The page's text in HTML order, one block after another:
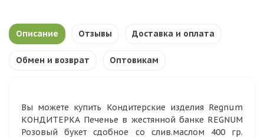
Описание Отзывы Доставка и оплата
Обмен и возврат Оптовикам
Вы можете купить Кондитерские изделия Regnum
КОНДИТЕРКА Печенье в жестянной банке REGNUM
Розовый букет сдобное со слив.маслом 400 гр.